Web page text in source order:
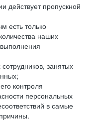
действует пропускной
есть только
наших
занятых
контроля
персональных
в самые